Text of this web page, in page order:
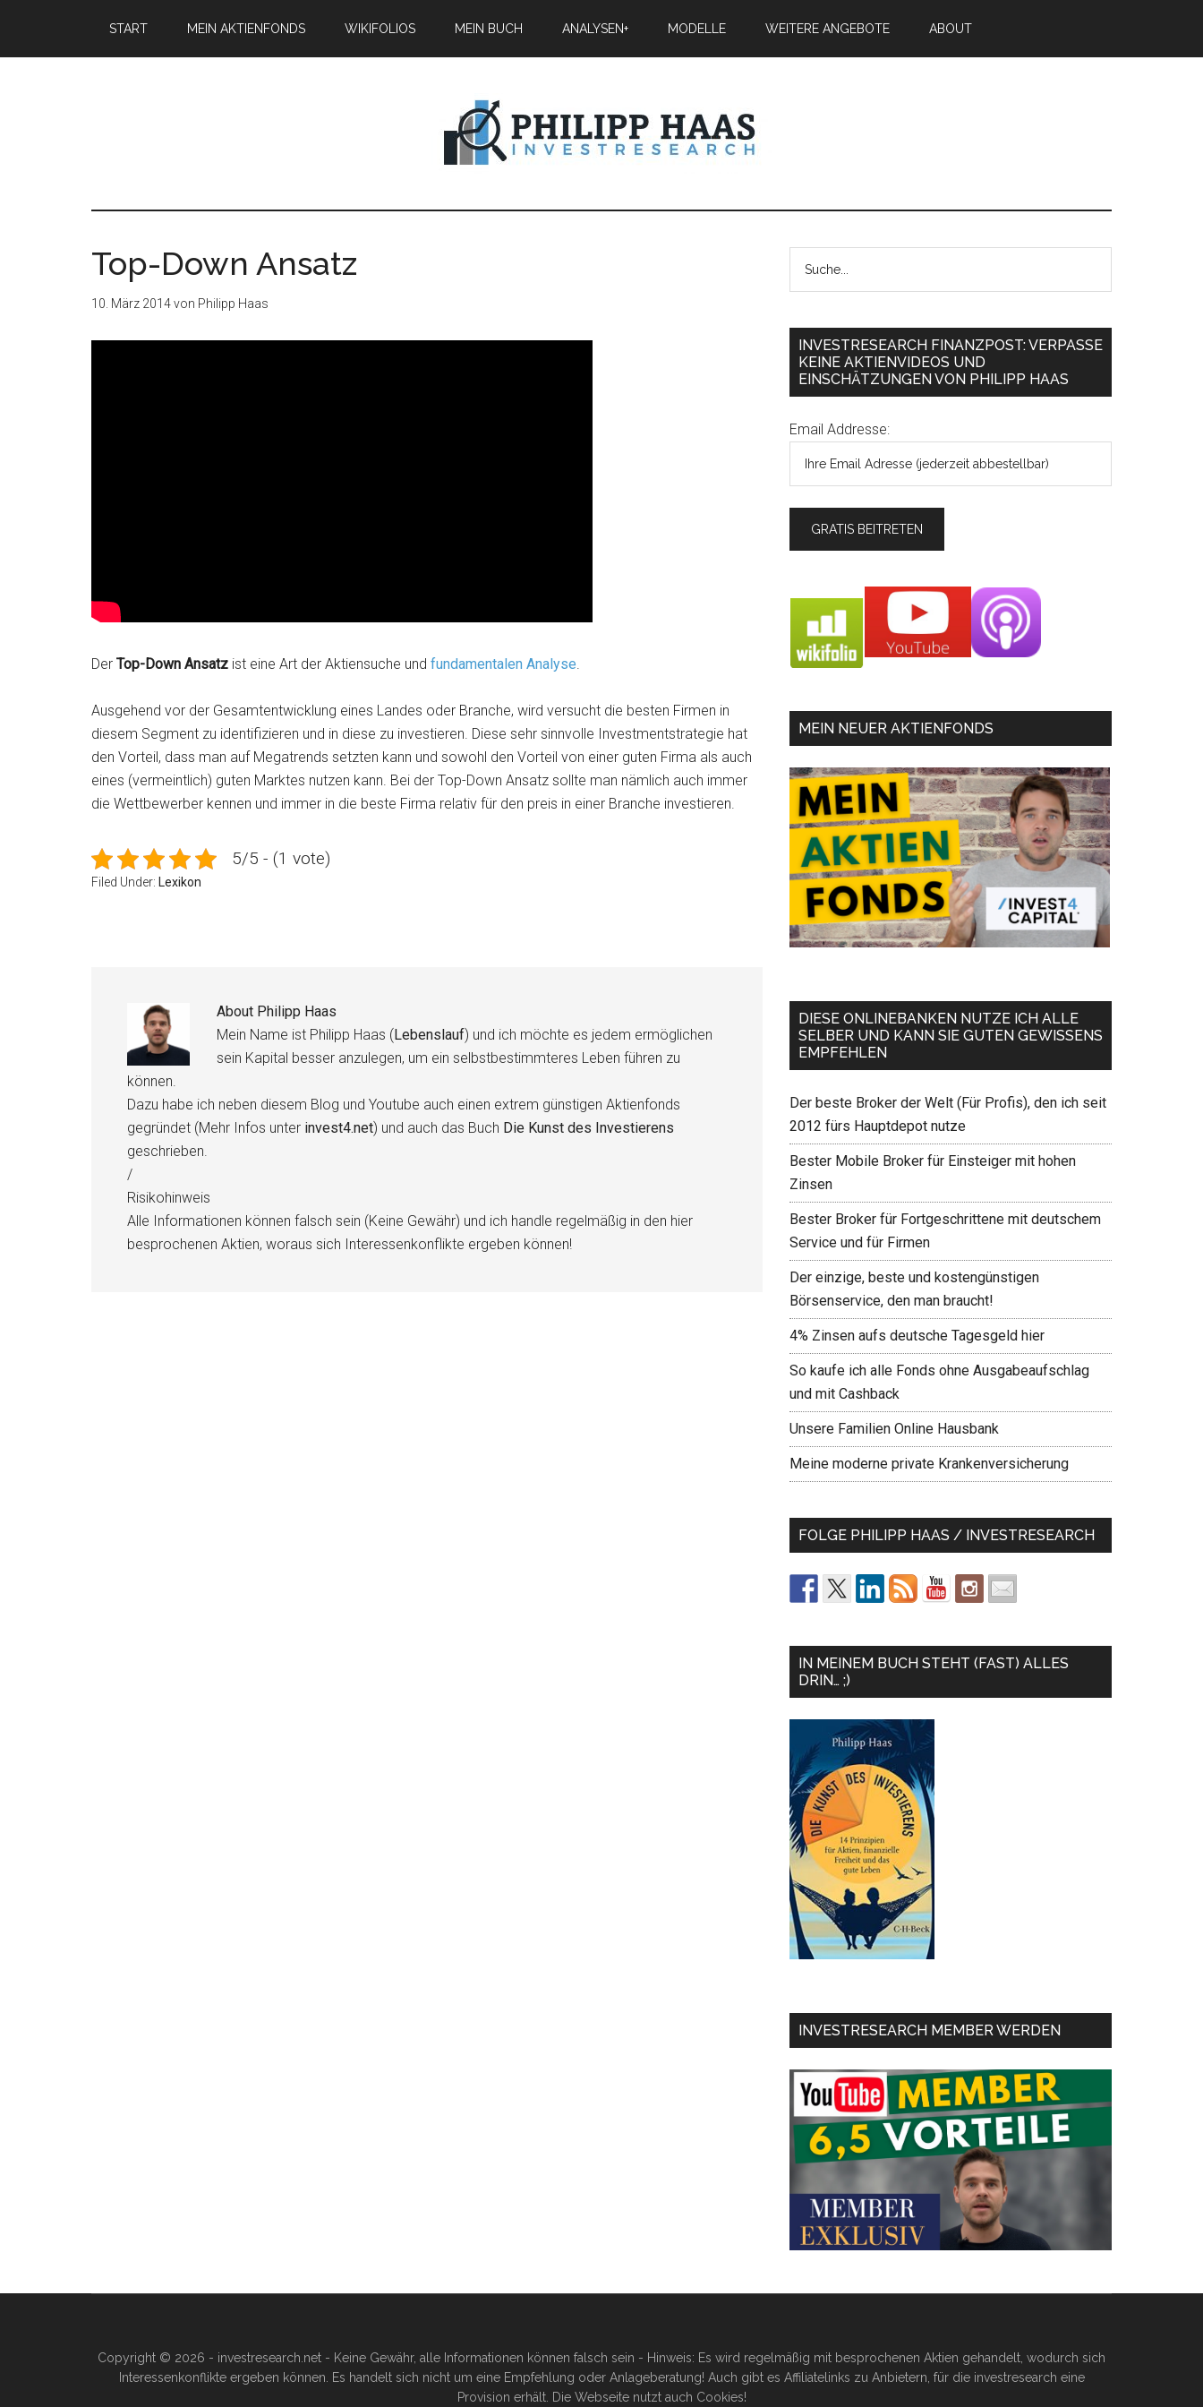
START MEIN AKTIENFONDS WIKIFOLIOS MEIN BUCH ANALYSEN+ MODELLE WEITERE ANGEBOTE ABOUT
Top-Down Ansatz
10. März 2014von Philipp Haas
Der Top-Down Ansatz ist eine Art der Aktiensuche und fundamentalen Analyse.
Ausgehend vor der Gesamtentwicklung eines Landes oder Branche, wird versucht die besten Firmen in
diesem Segment zu identifizieren und in diese zu investieren. Diese sehr sinnvolle Investmentstrategie hat
den Vorteil, dass man auf Megatrends setzten kann und sowohl den Vorteil von einer guten Firma als auch
eines (vermeintlich) guten Marktes nutzen kann. Bei der Top-Down Ansatz sollte man nämlich auch immer
die Wettbewerber kennen und immer in die beste Firma relativ für den preis in einer Branche investieren.
5/5 - (1 vote)
Filed Under: Lexikon
About Philipp Haas
Mein Name ist Philipp Haas (Lebenslauf) und ich möchte es jedem ermöglichen
sein Kapital besser anzulegen, um ein selbstbestimmteres Leben führen zu
können.
Dazu habe ich neben diesem Blog und Youtube auch einen extrem günstigen Aktienfonds
gegründet (Mehr Infos unter invest4.net) und auch das Buch Die Kunst des Investierens
geschrieben.
/
Risikohinweis
Alle Informationen können falsch sein (Keine Gewähr) und ich handle regelmäßig in den hier
besprochenen Aktien, woraus sich Interessenkonflikte ergeben können!
INVESTRESEARCH FINANZPOST: VERPASSE
KEINE AKTIENVIDEOS UND
EINSCHÄTZUNGEN VON PHILIPP HAAS
Email Addresse:
MEIN NEUER AKTIENFONDS
DIESE ONLINEBANKEN NUTZE ICH ALLE
SELBER UND KANN SIE GUTEN GEWISSENS
EMPFEHLEN
Der beste Broker der Welt (Für Profis), den ich seit
2012 fürs Hauptdepot nutze
Bester Mobile Broker für Einsteiger mit hohen
Zinsen
Bester Broker für Fortgeschrittene mit deutschem
Service und für Firmen
Der einzige, beste und kostengünstigen
Börsenservice, den man braucht!
4% Zinsen aufs deutsche Tagesgeld hier
So kaufe ich alle Fonds ohne Ausgabeaufschlag
und mit Cashback
Unsere Familien Online Hausbank
Meine moderne private Krankenversicherung
FOLGE PHILIPP HAAS / INVESTRESEARCH
IN MEINEM BUCH STEHT (FAST) ALLES
DRIN… ;)
INVESTRESEARCH MEMBER WERDEN
Copyright © 2026 - investresearch.net - Keine Gewähr, alle Informationen können falsch sein - Hinweis: Es wird regelmäßig mit besprochenen Aktien gehandelt, wodurch sich
Interessenkonflikte ergeben können. Es handelt sich nicht um eine Empfehlung oder Anlageberatung! Auch gibt es Affiliatelinks zu Anbietern, für die investresearch eine
Provision erhält. Die Webseite nutzt auch Cookies!